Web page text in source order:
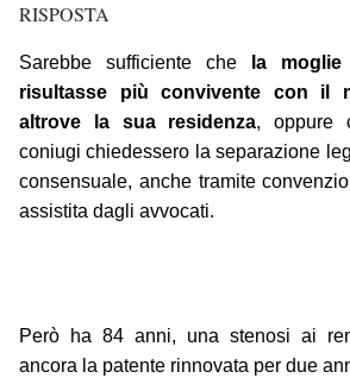
RISPOSTA
Sarebbe sufficiente che
la
risultasse più convivente con il
altrove la sua residenza, oppure
coniugi chiedessero la separazione
consensuale, anche tramite
assistita dagli avvocati.
Però ha 84 anni, una stenosi ai
ancora la patente rinnovata per due